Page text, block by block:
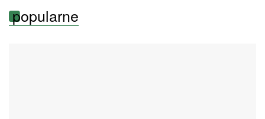
popularne